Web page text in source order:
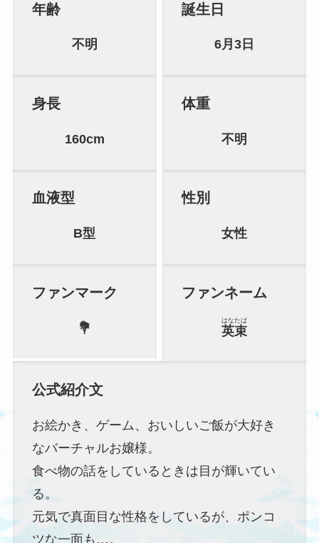
年齢
不明
誕生日
6月3日
身長
160cm
体重
不明
血液型
B型
性別
女性
ファンマーク
💐
ファンネーム
英束
はなたば
公式紹介文
お絵かき、ゲーム、おいしいご飯が大好き
なバーチャルお嬢様。
食べ物の話をしているときは目が輝いてい
る。
元気で真面目な性格をしているが、ポンコ
ツな一面も…。